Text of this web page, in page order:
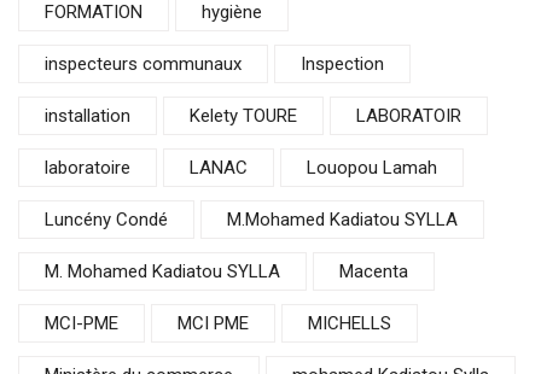
FORMATION hygiène
inspecteurs communaux Inspection
installation Kelety TOURE LABORATOIR
laboratoire LANAC Louopou Lamah
Luncény Condé M.Mohamed Kadiatou SYLLA
M. Mohamed Kadiatou SYLLA Macenta
MCI-PME MCI PME MICHELLS